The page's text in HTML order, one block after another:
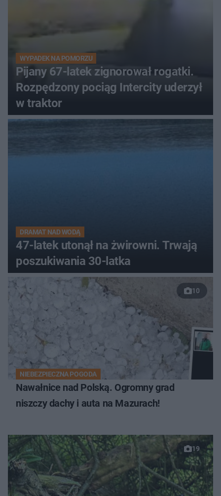
WYPADEK NA POMORZU
Pijany 67-latek zignorował rogatki.
Rozpędzony pociąg Intercity uderzył
w traktor
DRAMAT NAD WODĄ
47-latek utonął na żwirowni. Trwają
poszukiwania 30-latka
10
NIEBEZPIECZNA POGODA
Nawałnice nad Polską. Ogromny grad
niszczy dachy i auta na Mazurach!
19